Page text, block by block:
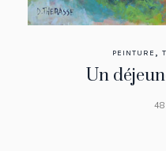
PEINTURE ,
Un